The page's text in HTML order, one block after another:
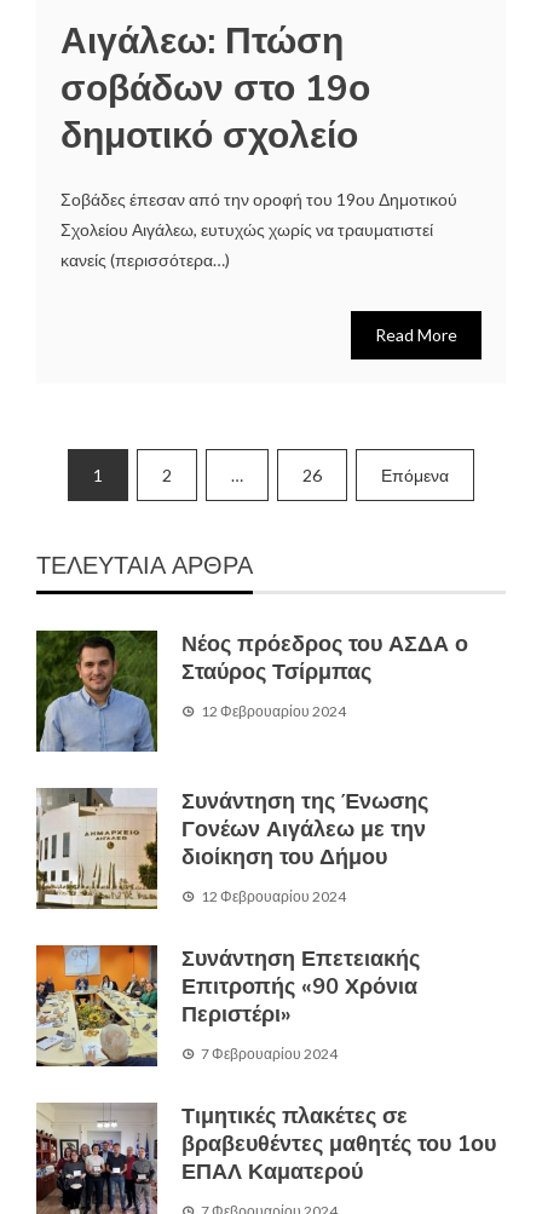
Αιγάλεω: Πτώση
σοβάδων στο 19ο
δημοτικό σχολείο
Σοβάδες έπεσαν από την οροφή του 19ου Δημοτικού
Σχολείου Αιγάλεω, ευτυχώς χωρίς να τραυματιστεί
κανείς (περισσότερα…)
Read More
Σελιδοποίηση
άρθρων
1 2 … 26 Επόμενα
ΤΕΛΕΥΤΑΙΑ ΑΡΘΡΑ
Νέος πρόεδρος του ΑΣΔΑ ο
Σταύρος Τσίρμπας
12 Φεβρουαρίου 2024
Συνάντηση της Ένωσης
Γονέων Αιγάλεω με την
διοίκηση του Δήμου
12 Φεβρουαρίου 2024
Συνάντηση Επετειακής
Επιτροπής «90 Χρόνια
Περιστέρι»
7 Φεβρουαρίου 2024
Τιμητικές πλακέτες σε
βραβευθέντες μαθητές του 1ου
ΕΠΑΛ Καματερού